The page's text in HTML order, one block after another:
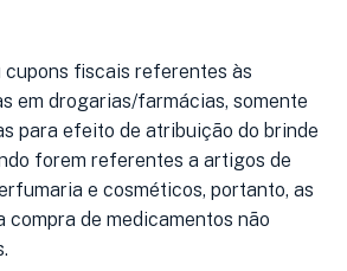
cupons fiscais referentes às
em drogarias/farmácias, somente
para efeito de atribuição do brinde
forem referentes a artigos de
e cosméticos, portanto, as
de medicamentos não